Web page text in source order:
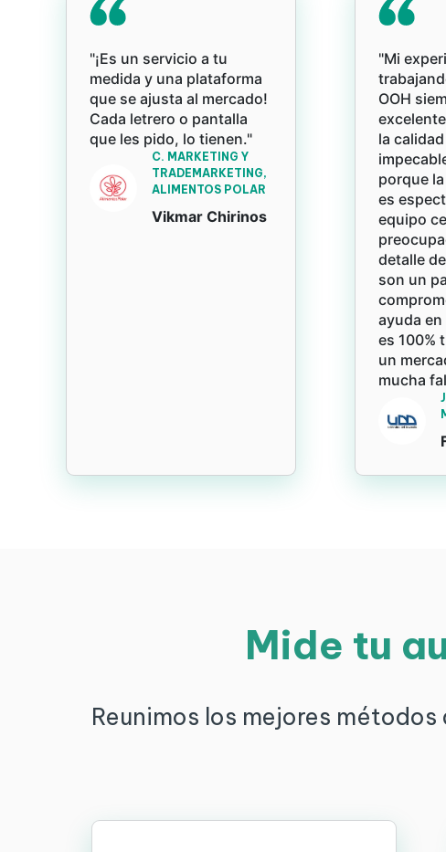
"¡Es un servicio a tu
medida y una plataforma
que se ajusta al mercado!
Cada letrero o pantalla
que les pido, lo tienen."
C. MARKETING Y
TRADEMARKETING,
ALIMENTOS POLAR
Vikmar Chirinos
"Mi
OOH
la
porque
es
equipo
detalle
son un
ayuda
es 100%
un
mucha
Mide tu
Reunimos los mejores